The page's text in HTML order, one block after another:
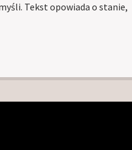
Tekst opowiada o stanie,